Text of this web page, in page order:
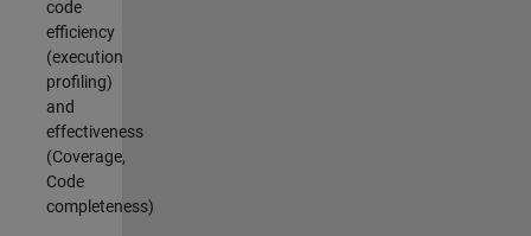
code
efficiency
(execution
profiling)
and
effectiveness
(Coverage,
Code
completeness)